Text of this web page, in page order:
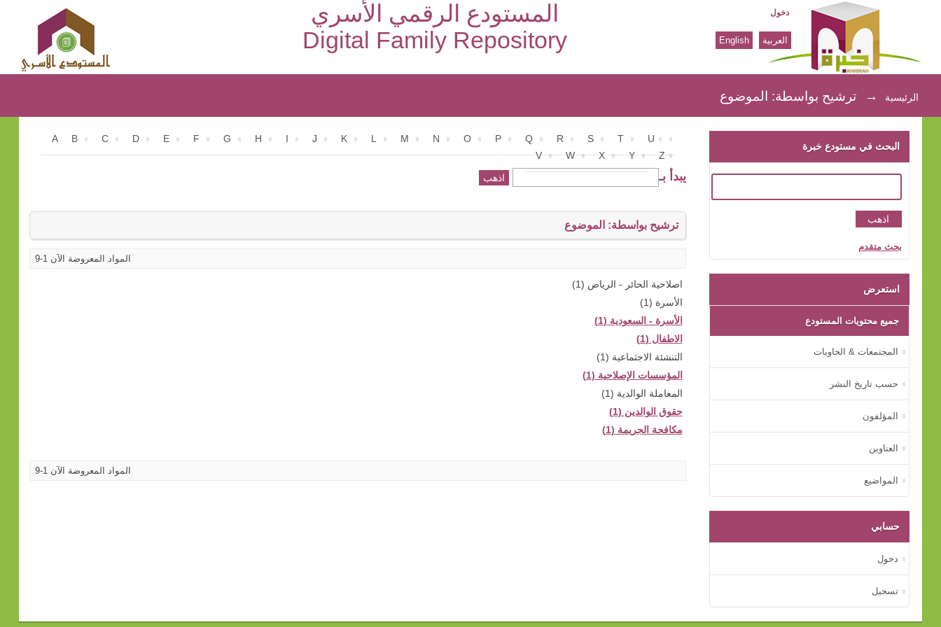
المستودع الرقمي الأسري
Digital Family Repository
ترشيح بواسطة: الموضوع
دخول
العربية English
الرئيسية → ترشيح بواسطة: الموضوع
A B C D E F G H J K L M N O P Q R S T
U
V
W X Y Z
يبدأ بـ
ترشيح بواسطة: الموضوع
المواد المعروضة الآن 1-9
اصلاحية الحائر - الرياض (1)
الأسرة (1)
الأسرة - السعودية (1)
الاطفال (1)
التنشئة الاجتماعية (1)
المؤسسات الإصلاحية (1)
المعاملة الوالدية (1)
حقوق الوالدين (1)
مكافحة الجريمة (1)
المواد المعروضة الآن 1-9
البحث في مستودع خبرة
بحث متقدم
استعرض
جميع محتويات المستودع
المجتمعات & الحاويات
حسب تاريخ النشر
المؤلفون
العناوين
المواضيع
حسابي
دخول
تسجيل